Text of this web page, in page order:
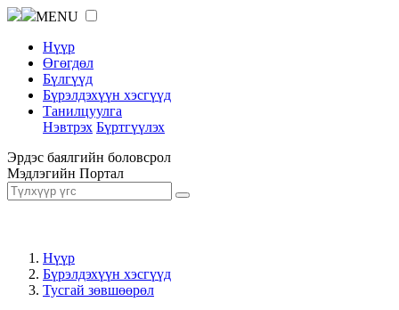
MENU
Нүүр
Өгөгдөл
Бүлгүүд
Бүрэлдэхүүн хэсгүүд
Танилцуулга
Нэвтрэх Бүртгүүлэх
Эрдэс баялгийн боловсрол
Мэдлэгийн Портал
Нүүр
Бүрэлдэхүүн хэсгүүд
Тусгай зөвшөөрөл